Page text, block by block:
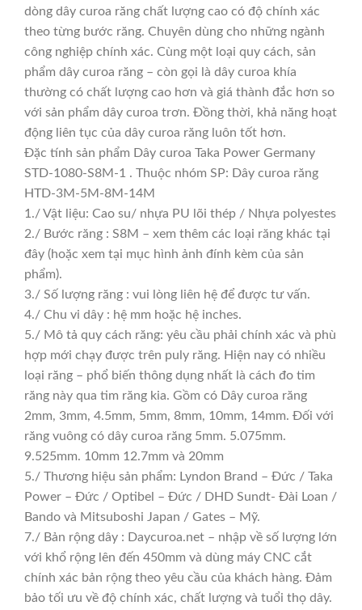
dòng dây curoa răng chất lượng cao có độ chính xác
theo từng bước răng. Chuyên dùng cho những ngành
công nghiệp chính xác. Cùng một loại quy cách, sản
phẩm dây curoa răng – còn gọi là dây curoa khía
thường có chất lượng cao hơn và giá thành đắc hơn so
với sản phẩm dây curoa trơn. Đồng thời, khả năng hoạt
động liên tục của dây curoa răng luôn tốt hơn.
Đặc tính sản phẩm Dây curoa Taka Power Germany
STD-1080-S8M-1 . Thuộc nhóm SP: Dây curoa răng
HTD-3M-5M-8M-14M
1./ Vật liệu: Cao su/ nhựa PU lõi thép / Nhựa polyestes
2./ Bước răng : S8M – xem thêm các loại răng khác tại
đây (hoặc xem tại mục hình ảnh đính kèm của sản
phẩm).
3./ Số lượng răng : vui lòng liên hệ để được tư vấn.
4./ Chu vi dây : hệ mm hoặc hệ inches.
5./ Mô tả quy cách răng: yêu cầu phải chính xác và phù
hợp mới chạy được trên puly răng. Hiện nay có nhiều
loại răng – phổ biến thông dụng nhất là cách đo tim
răng này qua tim răng kia. Gồm có Dây curoa răng
2mm, 3mm, 4.5mm, 5mm, 8mm, 10mm, 14mm. Đối với
răng vuông có dây curoa răng 5mm. 5.075mm.
9.525mm. 10mm 12.7mm và 20mm
5./ Thương hiệu sản phẩm: Lyndon Brand – Đức / Taka
Power – Đức / Optibel – Đức / DHD Sundt- Đài Loan /
Bando và Mitsuboshi Japan / Gates – Mỹ.
7./ Bản rộng dây : Daycuroa.net – nhập về số lượng lớn
với khổ rộng lên đến 450mm và dùng máy CNC cắt
chính xác bản rộng theo yêu cầu của khách hàng. Đảm
bảo tối ưu về độ chính xác, chất lượng và tuổi thọ dây.